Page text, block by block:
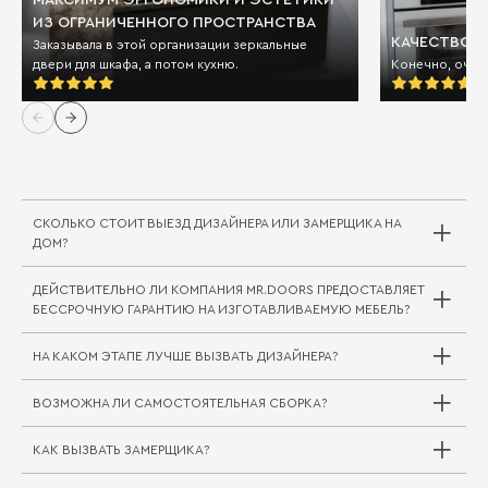
ИЗ ОГРАНИЧЕННОГО ПРОСТРАНСТВА
Заказывала в этой организации зеркальные
двери для шкафа, а потом кухню.
КАЧЕСТВО
Конечно,
СКОЛЬКО СТОИТ ВЫЕЗД ДИЗАЙНЕРА ИЛИ ЗАМЕРЩИКА НА
ДОМ?
Выезд дизайнера/замерщика в компании
требуется выехать на отдаленное расстояние
за пределы города или в другой город/
регион, может взиматься плата за проезд
специалиста. Сама услуга замера при этом
бесплатна.
ДЕЙСТВИТЕЛЬНО ЛИ КОМПАНИЯ MR.DOORS ПРЕДОСТАВЛЯЕТ
БЕССРОЧНУЮ ГАРАНТИЮ НА ИЗГОТАВЛИВАЕМУЮ МЕБЕЛЬ?
Совершенно верно. На мебельные комплекты
для жилой и кухонной зоны Mr.Doors
предоставляется бессрочная гарантия.
Подробнее об этом вы можете прочитать
НА КАКОМ ЭТАПЕ ЛУЧШЕ ВЫЗВАТЬ ДИЗАЙНЕРА?
Вызвать дизайнера можно на любом этапе
строительных работ, но следует учитывать
ВОЗМОЖНА ЛИ САМОСТОЯТЕЛЬНАЯ СБОРКА?
Самостоятельная сборка (как и доставка) не
КАК ВЫЗВАТЬ ЗАМЕРЩИКА?